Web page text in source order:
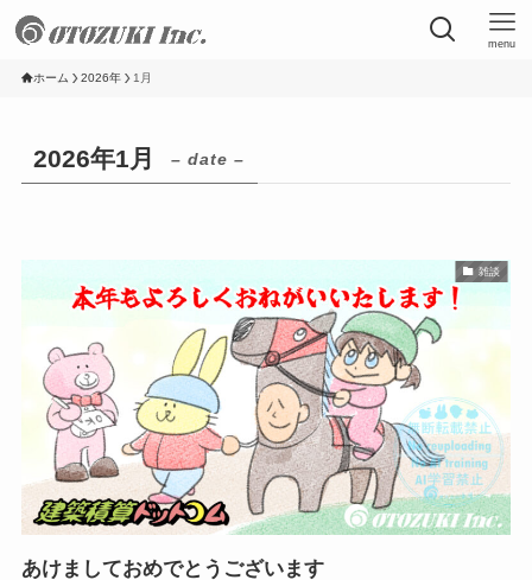
menu
ホーム 2026年 1月
2026年1月 – date –
雑談
あけましておめでとうございます